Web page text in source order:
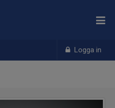
Logga in